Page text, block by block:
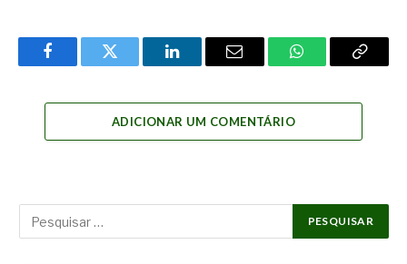
FacebookTwitter LinkedInEmail WhatsAppCopy
ADICIONAR UM COMENTÁRIO